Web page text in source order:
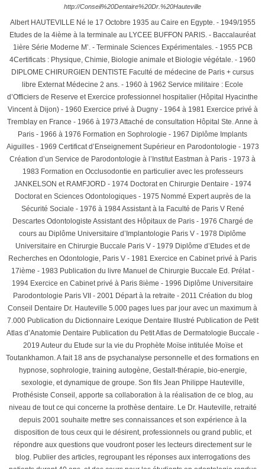
http://Conseil%20Dentaire%20Dr.%20Hauteville
Albert HAUTEVILLE Né le 17 Octobre 1935 au Caire en Egypte. - 1949/1955
Etudes de la 4ième à la terminale au LYCEE BUFFON PARIS. - Baccalauréat
1ière Série Moderne M’. - Terminale Sciences Expérimentales. - 1955 PCB
4Certificats : Physique, Chimie, Biologie animale et Biologie végétale. - 1960
DIPLOME CHIRURGIEN DENTISTE Faculté de médecine de Paris + cursus
libre Externat Médecine 2 ans. - 1960 à 1962 Service militaire : Ecole
d’Officiers de Reserve et Exercice professionnel hospitalier (Hôpital Hyacinthe
Vincent à Dijon) - 1960 Exercice privé à Dugny - 1964 à 1981 Exercice privé à
Tremblay en France - 1966 à 1973 Attaché de consultation Hôpital Ste. Anne à
Paris - 1966 à 1976 Formation en Sophrologie - 1967 Diplôme Implants
Aiguilles - 1969 Certificat d’Enseignement Supérieur en Parodontologie - 1973
Création d’un Service de Parodontologie à l’Institut Eastman à Paris - 1973 à
1983 Formation en Occlusodontie en particulier avec les professeurs
JANKELSON et RAMFJORD - 1974 Doctorat en Chirurgie Dentaire - 1974
Doctorat en Sciences Odontologiques - 1975 Nommé Expert auprès de la
Sécurité Sociale - 1976 à 1984 Assistant à la Faculté de Paris V René
Descartes Odontologiste Assistant des Hôpitaux de Paris - 1976 Chargé de
cours au Diplôme Universitaire d’Implantologie Paris V - 1978 Diplôme
Universitaire en Chirurgie Buccale Paris V - 1979 Diplôme d’Etudes et de
Recherches en Odontologie, Paris V - 1981 Exercice en Cabinet privé à Paris
17ième - 1983 Publication du livre Manuel de Chirurgie Buccale Ed. Prélat -
1994 Exercice en Cabinet privé à Paris 8ième - 1996 Diplôme Universitaire
Parodontologie Paris VII - 2001 Départ à la retraite - 2011 Création du blog
Conseil Dentaire Dr. Hauteville 5.000 pages lues par jour avec un maximum à
7.000 Publication du Dictionnaire Lexique Dentaire Illustré Publication de Petit
Atlas d’Anatomie Dentaire Publication du Petit Atlas de Dermatologie Buccale -
2019 Auteur du Etude sur la vie du Prophète Moïse intitulée Moïse et
Toutankhamon. A fait 18 ans de psychanalyse personnelle et des formations en
hypnose, sophrologie, training autogène, Gestalt-thérapie, bio-energie,
sexologie, et dynamique de groupe. Son fils Jean Philippe Hauteville,
Prothésiste Conseil, apporte sa collaboration à la réalisation de ce blog, au
niveau de tout ce qui concerne la prothèse dentaire. Le Dr. Hauteville, retraité
depuis 2001 souhaite mettre ses connaissances et son expérience à la
disposition de tous ceux qui le désirent, professionnels ou grand public, et
répondre aux questions que voudront poser les lecteurs directement sur le
blog. Publier des articles, regroupant les réponses aux interrogations des